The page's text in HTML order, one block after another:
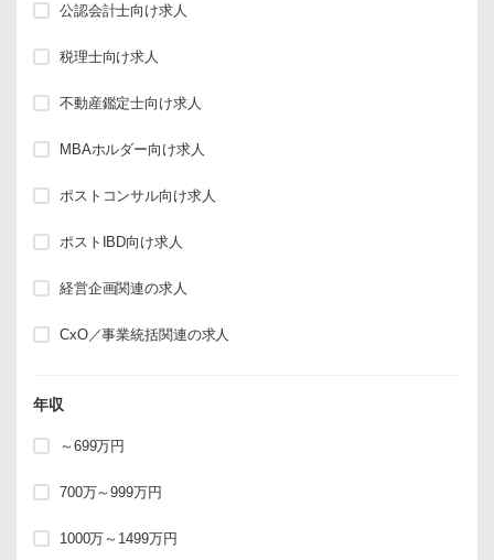
公認会計士向け求人
税理士向け求人
不動産鑑定士向け求人
MBAホルダー向け求人
ポストコンサル向け求人
ポストIBD向け求人
経営企画関連の求人
CxO／事業統括関連の求人
年収
～699万円
700万～999万円
1000万～1499万円